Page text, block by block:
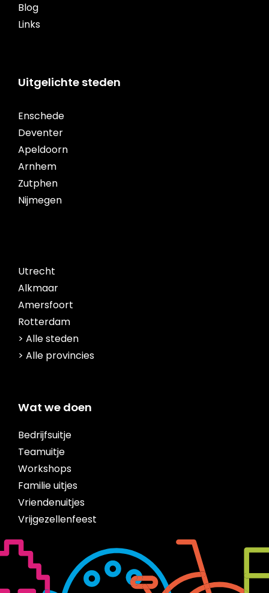
Blog
Links
Uitgelichte steden
Enschede
Deventer
Apeldoorn
Arnhem
Zutphen
Nijmegen
Utrecht
Alkmaar
Amersfoort
Rotterdam
> Alle steden
> Alle provincies
Wat we doen
Bedrijfsuitje
Teamuitje
Workshops
Familie uitjes
Vriendenuitjes
Vrijgezellenfeest